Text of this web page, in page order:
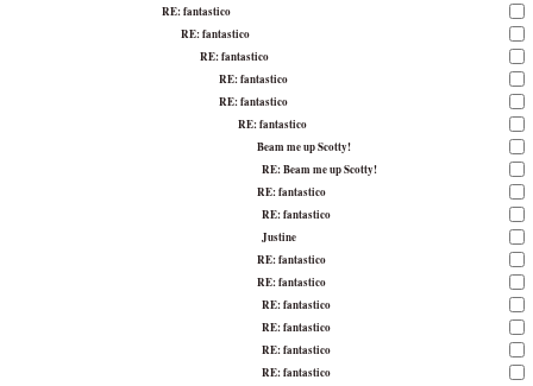
RE: fantastico
RE: fantastico
RE: fantastico
RE: fantastico
RE: fantastico
RE: fantastico
Beam me up Scotty!
RE: Beam me up Scotty!
RE: fantastico
RE: fantastico
Justine
RE: fantastico
RE: fantastico
RE: fantastico
RE: fantastico
RE: fantastico
RE: fantastico